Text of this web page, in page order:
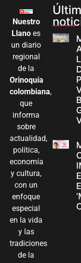
Nuestro
Llano es
un diario
regional
de la
Orinoquía
colombiana,
que
informa
sobre
actualidad,
política,
economía
y cultura,
con un
enfoque
especial
en la vida
y las
tradiciones
de la